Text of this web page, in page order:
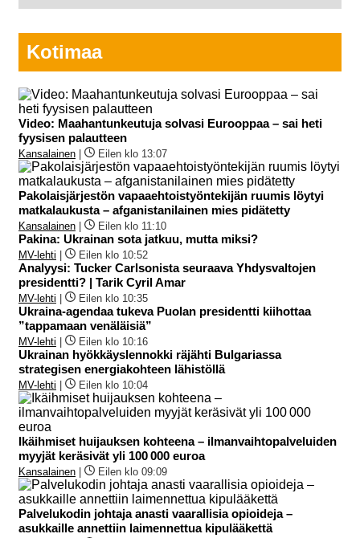
Kotimaa
Video: Maahantunkeutuja solvasi Eurooppaa – sai heti
fyysisen palautteen
Kansalainen Eilen klo 13:07
Pakolaisjärjestön vapaaehtoistyöntekijän ruumis löytyi
matkalaukusta – afganistanilainen mies pidätetty
Kansalainen Eilen klo 11:10
Pakina: Ukrainan sota jatkuu, mutta miksi?
MV-lehti Eilen klo 10:52
Analyysi: Tucker Carlsonista seuraava Yhdysvaltojen
presidentti? | Tarik Cyril Amar
MV-lehti Eilen klo 10:35
Ukraina-agendaa tukeva Puolan presidentti kiihottaa
”tappamaan venäläisiä”
MV-lehti Eilen klo 10:16
Ukrainan hyökkäyslennokki räjähti Bulgariassa
strategisen energiakohteen lähistöllä
MV-lehti Eilen klo 10:04
Ikäihmiset huijauksen kohteena – ilmanvaihtopalveluiden
myyjät keräsivät yli 100 000 euroa
Kansalainen Eilen klo 09:09
Palvelukodin johtaja anasti vaarallisia opioideja –
asukkaille annettiin laimennettua kipulääkettä